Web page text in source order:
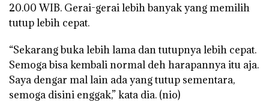
20.00 WIB. Gerai-gerai lebih banyak yang memilih
tutup lebih cepat.
“Sekarang buka lebih lama dan tutupnya lebih cepat.
Semoga bisa kembali normal deh harapannya itu aja.
Saya dengar mal lain ada yang tutup sementara,
semoga disini enggak,” kata dia. (nio)